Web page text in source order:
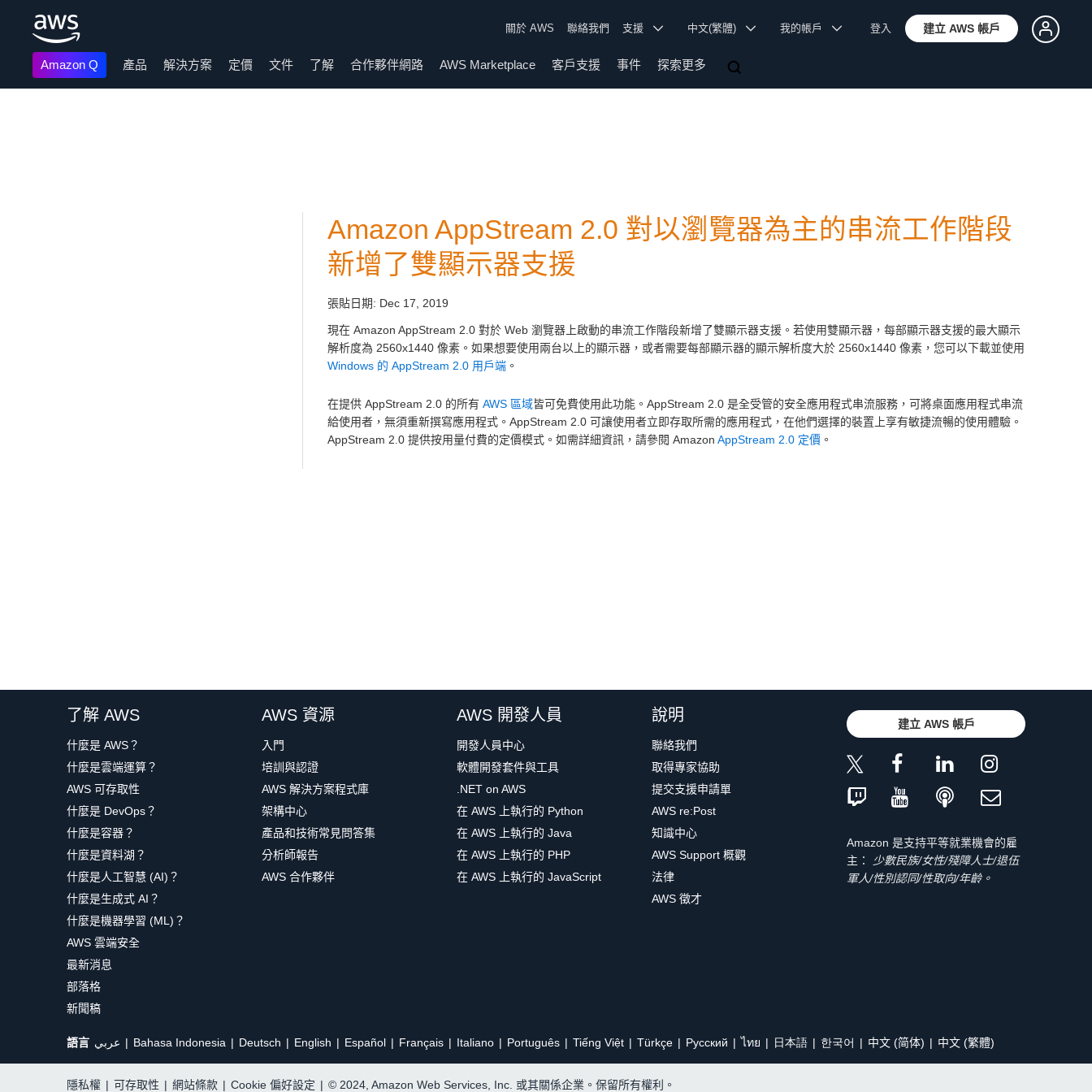
關於 AWS 聯絡我們 支援 中文(繁體) 我的帳戶 登入 建立 AWS 帳戶
Amazon Q 產品 解決方案 定價 文件 了解 合作夥伴網路 AWS Marketplace 客戶支援 事件 探索更多
Amazon AppStream 2.0 對以瀏覽器為主的串流工作階段
新增了雙顯示器支援
張貼日期: Dec 17, 2019
現在 Amazon AppStream 2.0 對於 Web 瀏覽器上啟動的串流工作階段新增了雙顯示器支援。若使用雙顯示器，每部顯示器支援的最大顯示
解析度為 2560x1440 像素。如果想要使用兩台以上的顯示器，或者需要每部顯示器的顯示解析度大於 2560x1440 像素，您可以下載並使用
Windows 的 AppStream 2.0 用戶端 。
在提供 AppStream 2.0 的所有 AWS 區域皆可免費使用此功能。AppStream 2.0 是全受管的安全應用程式串流服務，可將桌面應用程式串流
給使用者，無須重新撰寫應用程式。AppStream 2.0 可讓使用者立即存取所需的應用程式，在他們選擇的裝置上享有敏捷流暢的使用體驗。
AppStream 2.0 提供按用量付費的定價模式。如需詳細資訊，請參閱 Amazon AppStream 2.0 定價 。
了解 AWS
什麼是 AWS？
什麼是雲端運算？
AWS 可存取性
什麼是 DevOps？
什麼是容器？
什麼是資料湖？
什麼是人工智慧 (AI)？
什麼是生成式 AI？
什麼是機器學習 (ML)？
AWS 雲端安全
最新消息
部落格
新聞稿
AWS 資源
入門
培訓與認證
AWS 解決方案程式庫
架構中心
產品和技術常見問答集
分析師報告
AWS 合作夥伴
AWS 開發人員
開發人員中心
軟體開發套件與工具
.NET on AWS
在 AWS 上執行的 Python
在 AWS 上執行的 Java
在 AWS 上執行的 PHP
在 AWS 上執行的 JavaScript
說明
聯絡我們
取得專家協助
提交支援申請單
AWS re:Post
知識中心
AWS Support 概觀
法律
AWS 徵才
建立 AWS 帳戶
Amazon 是支持平等就業機會的雇
主：
少數民族/女性/殘障人士/退伍
軍人/性別認同/性取向/年齡。
語言 عربي Bahasa Indonesia Deutsch English Español Français Italiano Português Tiếng Việt Türkçe Ρусский ไทย 日本語 한국어 中文 (简体) 中文 (繁體)
隱私權 | 可存取性 | 網站條款 | Cookie 偏好設定 | © 2024, Amazon Web Services, Inc. 或其關係企業。保留所有權利。